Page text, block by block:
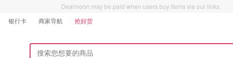
Dealmoon may be paid when users buy items via our links.
银行卡 商家导航 抢好货